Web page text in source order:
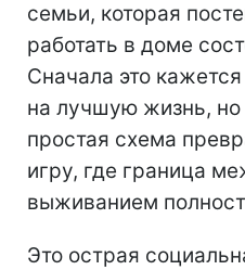
семьи, которая
работать в доме
Сначала это
на лучшую жизнь,
простая схема
игру, где граница
выживанием
Это острая